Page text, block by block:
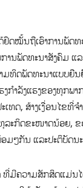
ຢຶດໝັ້ນຖືເອົາການພັດທ
ານພັດທະນາສັງຄົມ ແ
ທິດພັດທະນາແບບຍືນ
ງກຳລັງແຮງຂອງທຸກພ
ເທດ, ສ້າງເງື່ອນໄຂທີ່
ລະກິດຂະໜາດນ້ອຍ, ຂ
ມໆກັນ ແລະປະຕິບັດນ
ທີ່ມີຄວາມສັກສິດແມ່ນ